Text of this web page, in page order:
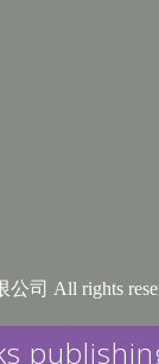
多麼英俊的臉龐
的人類男子，
起源小泉八雲
無遠弗屆。本
公司 All rights